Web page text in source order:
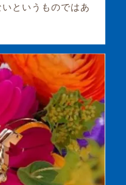
というものではあ